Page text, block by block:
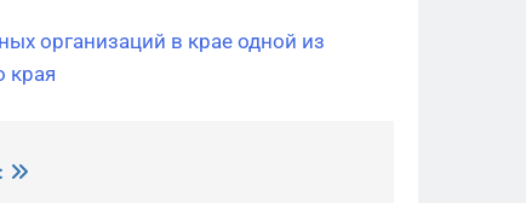
организаций в крае одной из
края